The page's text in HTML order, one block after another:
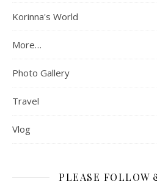
Korinna's World
More…
Photo Gallery
Travel
Vlog
PLEASE FOLLOW